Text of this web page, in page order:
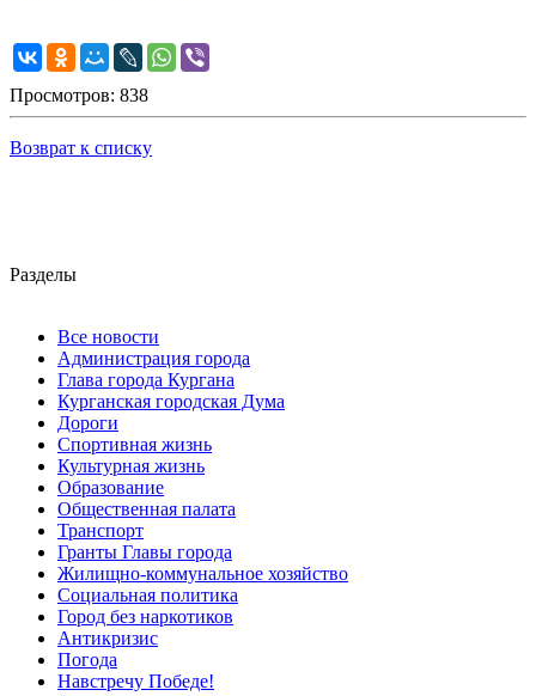
Просмотров: 838
Возврат к списку
Разделы
Все новости
Администрация города
Глава города Кургана
Курганская городская Дума
Дороги
Спортивная жизнь
Культурная жизнь
Образование
Общественная палата
Транспорт
Гранты Главы города
Жилищно-коммунальное хозяйство
Социальная политика
Город без наркотиков
Антикризис
Погода
Навстречу Победе!